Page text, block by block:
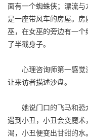
面有一个蜘蛛侠；漂流与
是一座带风车的房屋。
巫，在女巫的旁边有一
了半截身子。
心理咨询师第一感觉
让来访者描述沙盘。
她说门口的飞马和恐
遇到小丑，小丑会变魔
渴，小丑便变出甘甜的